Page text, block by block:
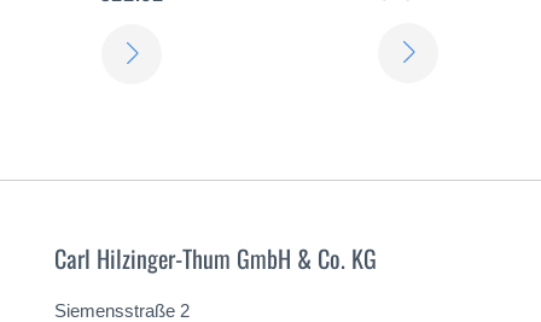
Carl Hilzinger-Thum GmbH & Co. KG
Siemensstraße 2